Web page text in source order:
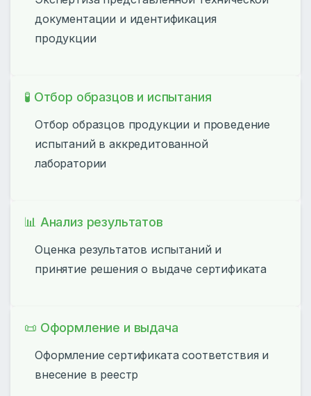
документации и идентификация
продукции
🧪 Отбор образцов и испытания
Отбор образцов продукции и проведение
испытаний в аккредитованной
лаборатории
📊 Анализ результатов
Оценка результатов испытаний и
принятие решения о выдаче сертификата
📜 Оформление и выдача
Оформление сертификата соответствия и
внесение в реестр